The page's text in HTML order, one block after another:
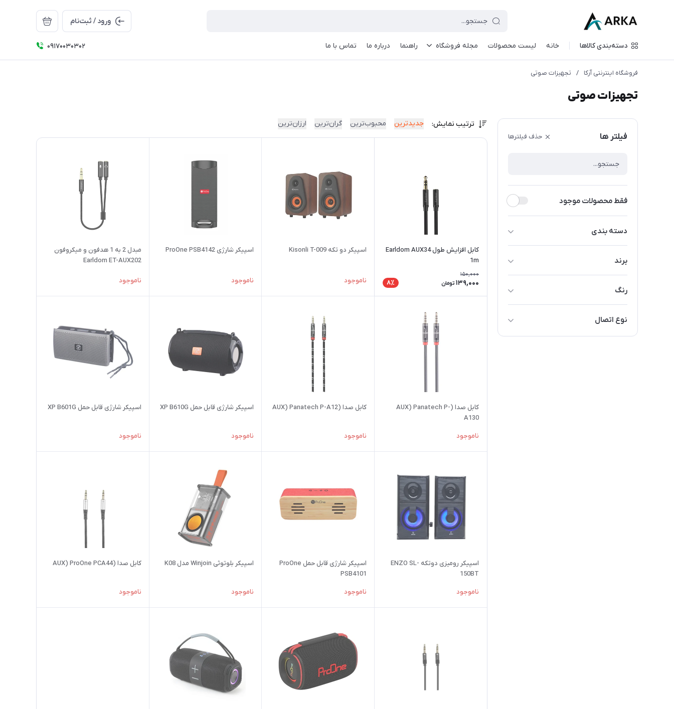
ورود / ثبت‌نام
دسته‌بندی کالاها خانه لیست محصولات مجله فروشگاه راهنما درباره ما تماس با ما 09170030302
فروشگاه اینترنتی آرکا / تجهیزات صوتی
تجهیزات صوتی
فیلتر ها حذف فیلترها
فقط محصولات موجود
دسته بندی
برند
ENZO
Wisme
رنگ
نوع اتصال
باسیم
ترتیب نمایش: جدیدترین محبوب‌ترین گران‌ترین ارزان‌ترین
کابل افزایش طول Earldom AUX34
1m
150,000
139,000 تومان 8٪
اسپیکر دو تکه Kisonli T-009
ناموجود
اسپیکر شارژی ProOne PSB4142
ناموجود
مبدل 2 به 1 هدفون و میکروفون
Earldom ET-AUX202
ناموجود
کابل صدا (AUX) Panatech P-
A130
ناموجود
کابل صدا (AUX) Panatech P-A12
ناموجود
اسپیکر شارژی قابل حمل XP B610G
ناموجود
اسپیکر شارژی قابل حمل XP B601G
ناموجود
اسپیکر رومیزی دوتکه ENZO SL-
150BT
ناموجود
اسپیکر شارژی قابل حمل ProOne
PSB4101
ناموجود
اسپیکر بلوتوثی Winjoin مدل K08
ناموجود
کابل صدا (AUX) ProOne PCA44
ناموجود